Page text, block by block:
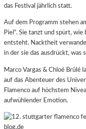
das Festival jährlich statt.
Auf dem Programm stehen
Piel“. Sie tanzt und spürt,
entsteht. Nacktheit
in der sie das ausdrückt, was
Marco Vargas & Chloé Brûlé
auf das Abenteuer des
Flamenco auf höchstem
aufwühlender Emotion.